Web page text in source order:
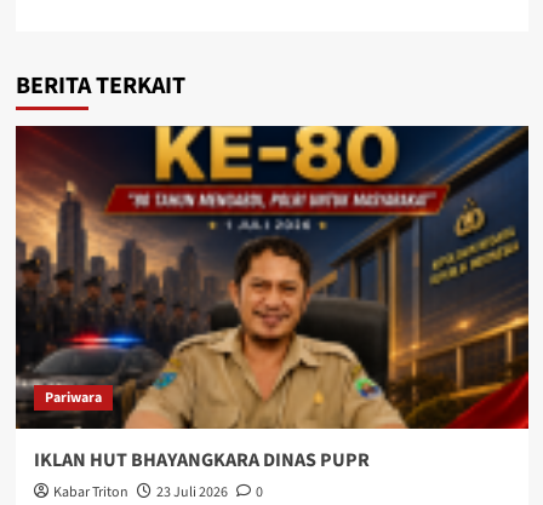
BERITA TERKAIT
Pariwara
IKLAN HUT BHAYANGKARA DINAS PUPR
Kabar Triton 23 Juli 2026 0